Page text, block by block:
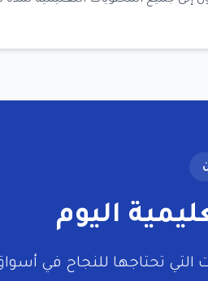
اليوم
تحتاجها للنجاح في